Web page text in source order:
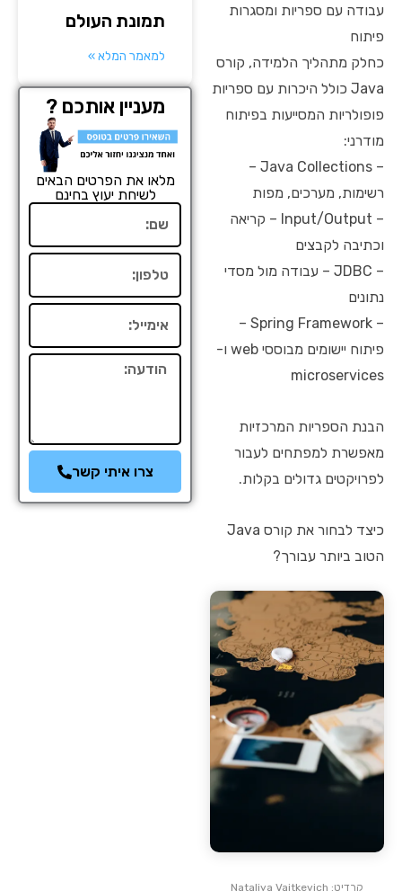
עבודה עם ספריות ומסגרות
פיתוח
כחלק מתהליך הלמידה, קורס
Java כולל היכרות עם ספריות
פופולריות המסייעות בפיתוח
מודרני:
– Java Collections –
רשימות, מערכים, מפות
– Input/Output – קריאה
וכתיבה לקבצים
– JDBC – עבודה מול מסדי
נתונים
– Spring Framework –
פיתוח יישומים מבוססי web ו-
microservices
הבנת הספריות המרכזיות
מאפשרת למפתחים לעבור
לפרויקטים גדולים בקלות.
כיצד לבחור את קורס Java
הטוב ביותר עבורך?
קרדיט: Nataliya Vaitkevich
תמונת העולם
למאמר המלא »
מעניין אותכם ?
מלאו את הפרטים הבאים
לשיחת יעוץ בחינם
הודעה
צרו איתי קשר